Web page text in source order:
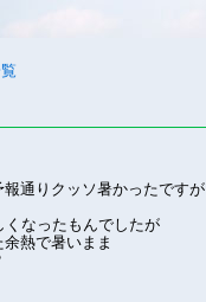
通りクッソ暑かったですが
なったもんでしたが
熱で暑いまま